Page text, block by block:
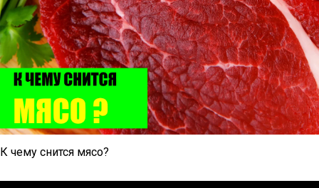
К чему снится мясо?